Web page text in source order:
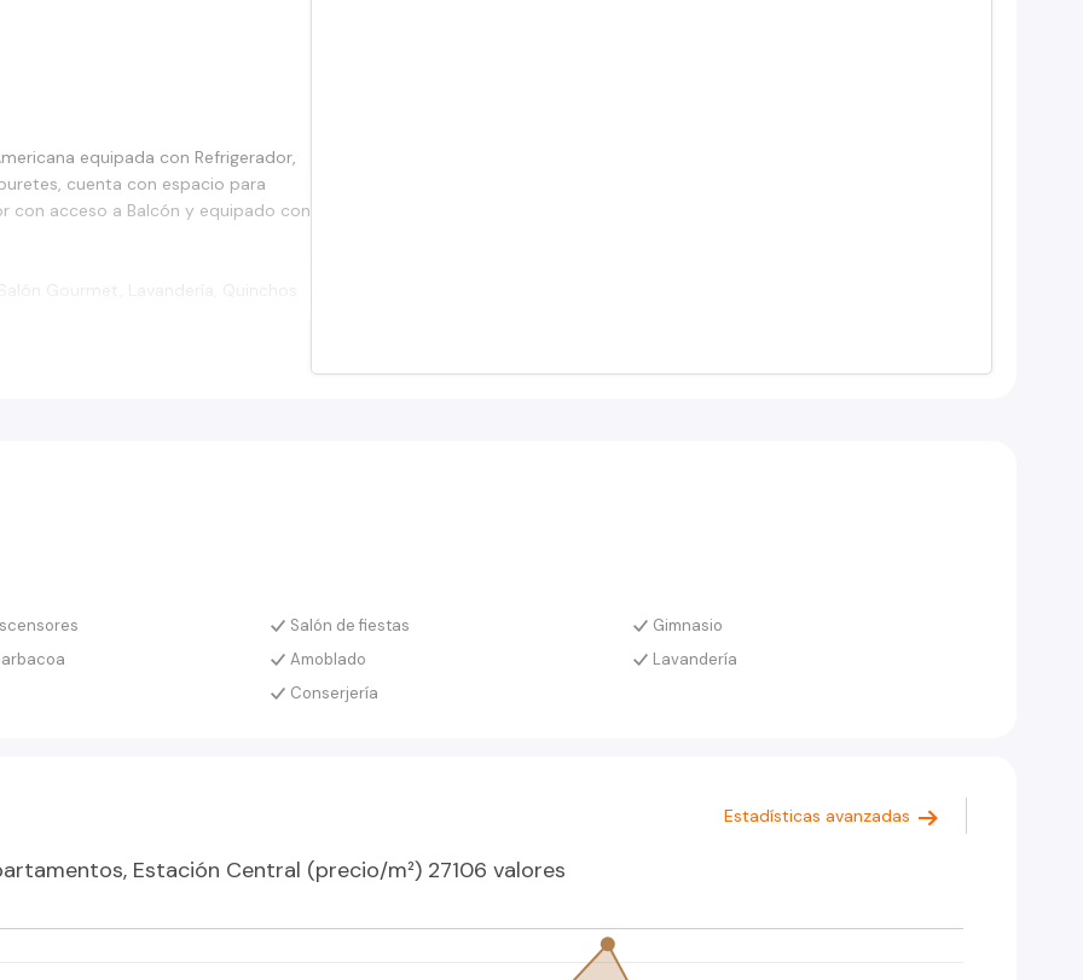
equipada con Refrigerador,
cuenta con espacio para
con acceso a Balcón y equipado con
debe tomar en cuenta la comisiónSalón de fiestas
Gimnasio
Amoblado
Lavandería
Conserjería
Estación Central (precio/m²) 27106 valores
Estadísticas avanzadas